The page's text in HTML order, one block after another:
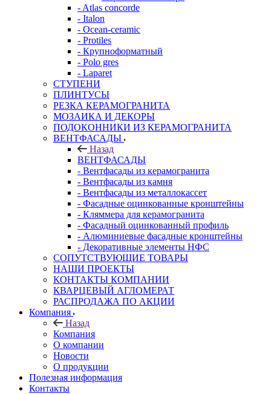
- Atlas concorde
- Italon
- Ocean-ceramic
- Protiles
- Крупноформатный
- Polo gres
- Laparet
СТУПЕНИ
ПЛИНТУСЫ
РЕЗКА КЕРАМОГРАНИТА
МОЗАИКА И ДЕКОРЫ
ПОДОКОННИКИ ИЗ КЕРАМОГРАНИТА
ВЕНТФАСАДЫ
Назад
ВЕНТФАСАДЫ
- Вентфасады из керамогранита
- Вентфасады из камня
- Вентфасады из металлокассет
- Фасадные оцинкованные кронштейны
- Кляммера для керамогранита
- Фасадный оцинкованный профиль
- Алюминиевые фасадные кронштейны
- Декоративные элементы НФС
СОПУТСТВУЮЩИЕ ТОВАРЫ
НАШИ ПРОЕКТЫ
КОНТАКТЫ КОМПАНИИ
КВАРЦЕВЫЙ АГЛОМЕРАТ
РАСПРОДАЖА ПО АКЦИИ
Компания
Назад
Компания
О компании
Новости
О продукции
Полезная информация
Контакты